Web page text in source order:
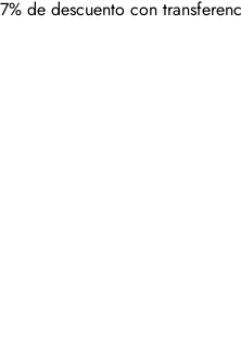
7% de descuento con